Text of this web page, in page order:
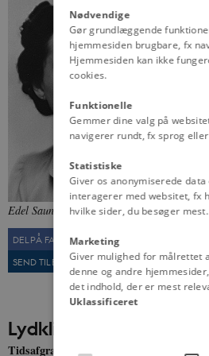
Edel Saunte. Fra: Dansk Lydhistorie,
DEL PÅ FACEBOOK
SEND TIL EN VEN
Lydklip
Tidsafgrænsning
Nødvendige
Gør grundlæggende
hjemmesiden brugbare, fx
Hjemmesiden kan ikke
cookies.
Funktionelle
Gemmer dine valg på
navigerer rundt, fx sprog
Statistiske
Giver os anonymiserede
interagerer med websitet, fx
hvilke sider, du besøger mest.
Marketing
Giver mulighed for målrettet
denne og andre
det indhold, der er mest
Uklassificeret